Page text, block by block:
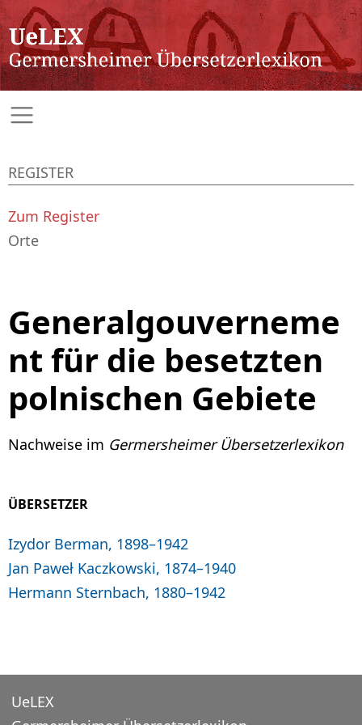
Generalgouverneme
nt für die besetzten
polnischen Gebiete
Nachweise im Germersheimer Übersetzerlexikon
ÜBERSETZER
Izydor Berman, 1898–1942
Jan Paweł Kaczkowski, 1874–1940
Hermann Sternbach, 1880–1942
REGISTER
Zum Register
Orte
UeLEX